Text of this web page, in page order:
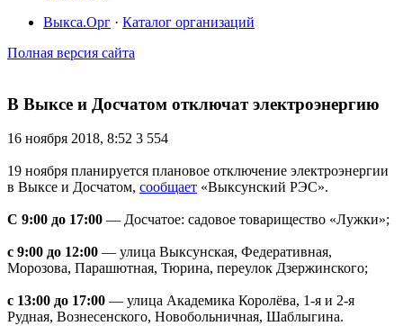
Выкса.Орг · Каталог организаций
Полная версия сайта
В Выксе и Досчатом отключат электроэнергию
16 ноября 2018, 8:52 3 554
19 ноября планируется плановое отключение электроэнергии
в Выксе и Досчатом, сообщает «Выксунский РЭС».
С 9:00 до 17:00 — Досчатое: садовое товарищество «Лужки»;
с 9:00 до 12:00 — улица Выксунская, Федеративная,
Морозова, Парашютная, Тюрина, переулок Дзержинского;
с 13:00 до 17:00 — улица Академика Королёва, 1-я и 2-я
Рудная, Вознесенского, Новобольничная, Шаблыгина.